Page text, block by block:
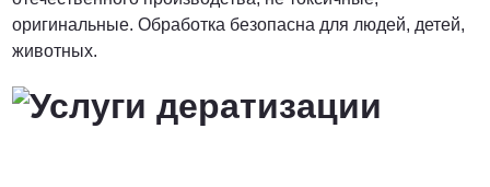
оригинальные. Обработка безопасна для людей, детей,
животных.